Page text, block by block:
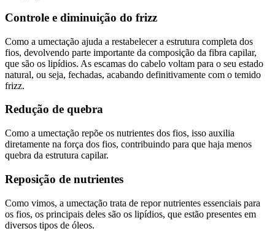
Controle e diminuição do frizz
Como a umectação ajuda a restabelecer a estrutura completa dos
fios, devolvendo parte importante da composição da fibra capilar,
que são os lipídios. As escamas do cabelo voltam para o seu estado
natural, ou seja, fechadas, acabando definitivamente com o temido
frizz.
Redução de quebra
Como a umectação repõe os nutrientes dos fios, isso auxilia
diretamente na força dos fios, contribuindo para que haja menos
quebra da estrutura capilar.
Reposição de nutrientes
Como vimos, a umectação trata de repor nutrientes essenciais para
os fios, os principais deles são os lipídios, que estão presentes em
diversos tipos de óleos.